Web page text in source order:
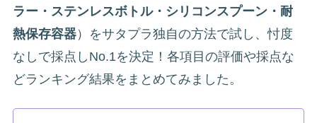
ラー・ステンレスボトル・シリコンスプーン・耐
熱保存容器）をサタプラ独自の方法で試し、忖度
なしで採点しNo.1を決定！各項目の評価や採点な
どランキング結果をまとめてみました。